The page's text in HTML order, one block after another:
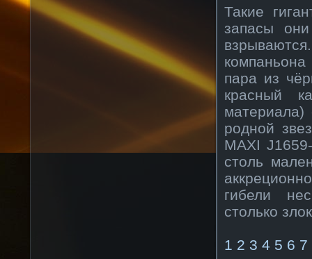
Такие
запасы
пара из
красный
родной
MAXI
столь
гибели
столько
1 2 3 4 5 6 7